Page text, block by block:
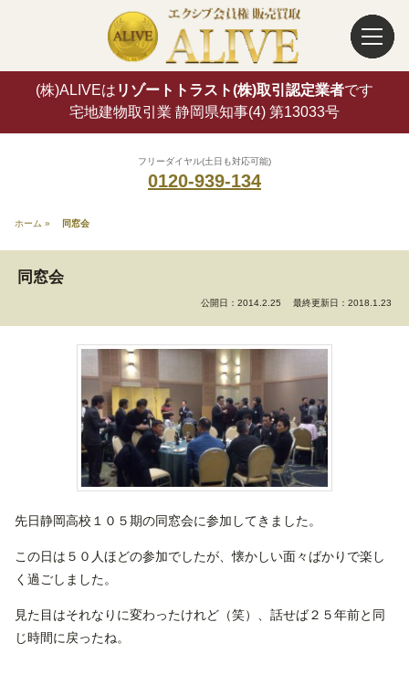
(株)ALIVEは リゾートトラスト(株)取引認定業者です
宅地建物取引業 静岡県知事(4) 第13033号
フリーダイヤル(土日も対応可能)
0120-939-134
ホーム » 同窓会
同窓会
公開日：2014.2.25 最終更新日：2018.1.23
先日静岡高校１０５期の同窓会に参加してきました。
この日は５０人ほどの参加でしたが、懐かしい面々ばかりで楽し
く過ごしました。
見た目はそれなりに変わったけれど（笑）、話せば２５年前と同
じ時間に戻ったね。